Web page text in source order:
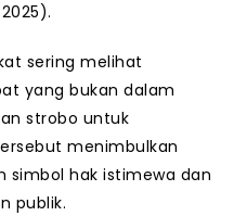
sering melihat
yang bukan dalam
strobo untuk
menimbulkan
simbol hak istimewa dan
publik.